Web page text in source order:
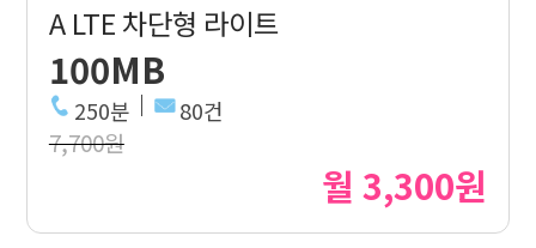
A LTE 차단형 라이트
100MB
250분 80건
7,700원
월 3,300원